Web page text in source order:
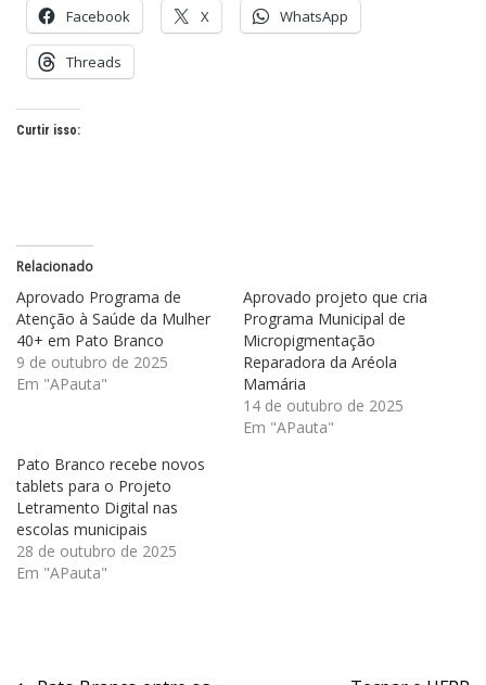
Facebook X WhatsApp
Threads
Curtir isso:
Relacionado
Aprovado Programa de
Atenção à Saúde da Mulher
40+ em Pato Branco
9 de outubro de 2025
Em "APauta"
Aprovado projeto que cria
Programa Municipal de
Micropigmentação
Reparadora da Aréola
Mamária
14 de outubro de 2025
Em "APauta"
Pato Branco recebe novos
tablets para o Projeto
Letramento Digital nas
escolas municipais
28 de outubro de 2025
Em "APauta"